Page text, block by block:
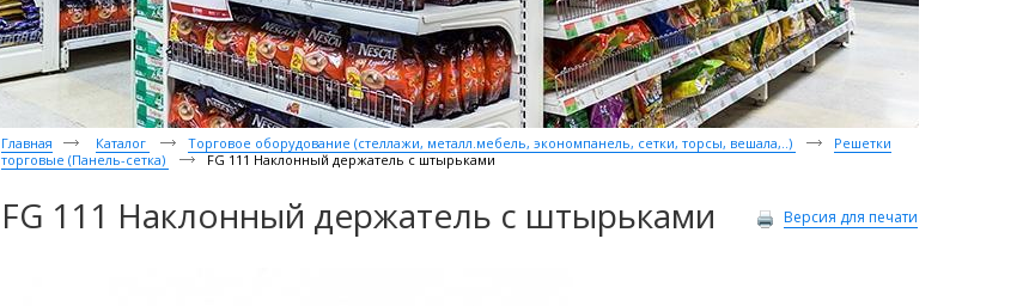
Главная Каталог Торговое оборудование (стеллажи, металл.мебель, экономпанель, сетки, торсы, вешала,..)
Решетки
торговые (Панель-сетка)
FG 111 Наклонный держатель с штырьками
FG 111 Наклонный держатель с штырьками Версия для печати